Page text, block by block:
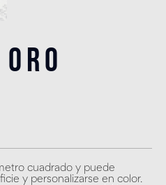
cuadrado y puede
y personalizarse en color.